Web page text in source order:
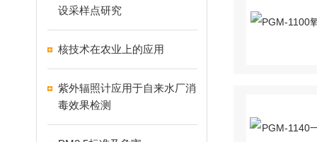
设采样点研究
核技术在农业上的应用
紫外辐照计应用于自来水厂消
毒效果检测